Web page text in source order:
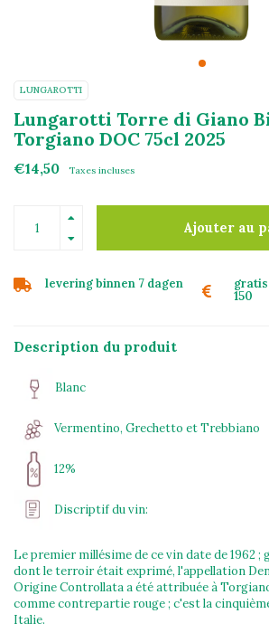
LUNGAROTTI
Lungarotti Torre di Giano
Torgiano DOC 75cl 2025
€14,50 Taxes incluses
Ajouter au
levering binnen 7 dagen
150
Description du produit
Blanc
Vermentino, Grechetto et Trebbiano
12%
Discriptif du vin:
Le premier millésime de ce vin date de 1962 ;
dont le terroir était exprimé, l'appellation
Origine Controllata a été attribuée à
comme contrepartie rouge ; c'est la
Italie.